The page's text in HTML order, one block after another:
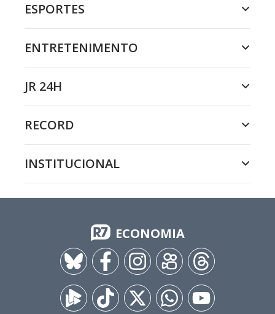
ESPORTES
ENTRETENIMENTO
JR 24H
RECORD
INSTITUCIONAL
ECONOMIA